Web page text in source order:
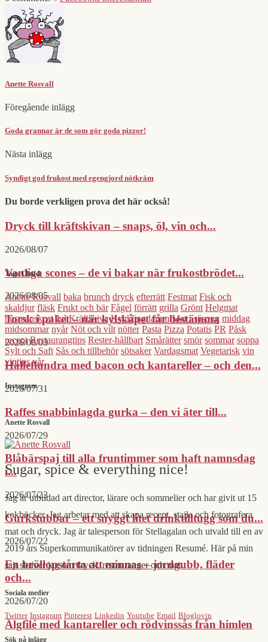
Anette Rosvall
Föregående inlägg
Goda grannar är de som gör goda pizzor!
Nästa inlägg
Syndigt god frukost med egengjord nötkräm
Du borde verkligen prova det här också!
Dryck till kräftskivan – snaps, öl, vin och...
2026/08/07
Vanliga scones – de vi bakar när frukostbrödet...
2026/08/05
Torsk i paket – när kylskåpet får bestämma
2026/08/03
Hälleflundra med bacon och kantareller – och den...
2026/07/31
Raffes snabbinlagda gurka – den vi äter till...
2026/07/29
Blåbärspaj till alla fruntimmer som haft namnsdag
i...
2026/07/23
Gurkstubbar – ett snyggt litet drinktilltugg som du...
2026/07/22
En bröllopstårta att minnas – jordgubb, fläder
och...
2026/07/20
Älgfilé med kantareller och rödvinssås från himlen
Tags Cloud
Anette Rosvall baka brunch dryck efterrätt Festmat Fisk och
skaldjur fläsk Frukt och bär Fågel förrätt grilla Grönt Helgmat
husmanskost Jul Kräftskiva Kyckling lamm Mat i säsong middag
midsommar nyår Nöt och vilt nötter Pasta Pizza Potatis PR Påsk
recept Restaurangtips Rester-hållbart Smårätter smör sommar soppa
Sylt och Saft Sås och tillbehör sötsaker Vardagsmat Vegetarisk vin
vintips vår
Instagram
Anette Rosvall
Sugar, spice & everything nice!
Jag är utbildad art director, lärare och sommelier och har givit ut 15
kokböcker. Jag arbetar med att skapa recept, stajla och fotografera
mat och dryck. Jag är talesperson för Stellagalan och utvald till en av
2019 års Superkommunikatörer av tidningen Resumé. Här på min
sajt skriver jag om dryck, restauranger och mat.
Sociala medier
Twitter Instagram Pinterest Linkedin Youtube Email Bloglovin
Sök på inlägg